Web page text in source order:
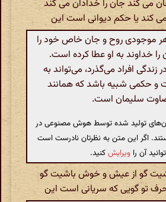
می کند جان را خدادان می کند
کند یا حکم دیوانی است این
موجودی روح و جان خاص خود را
را خداوند به او عطا کرده است.
زندگی افراد می‌گذرد، می‌تواند به
و حکمی شبیه باشد که همانند
سلیمان است.
تولید شده توسط هوش مصنوعی در
اگر این متن به نظرتان نادرست است
آن را ویرایشکنید.
گو از عیش و خوش باشیت گو
تو گویی که سریانی است این